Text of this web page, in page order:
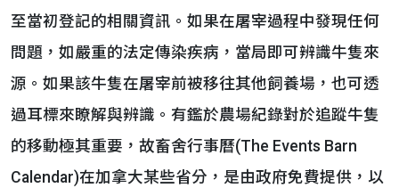
至當初登記的相關資訊。如果在屠宰過程中發現任何
問題，如嚴重的法定傳染疾病，當局即可辨識牛隻來
源。如果該牛隻在屠宰前被移往其他飼養場，也可透
過耳標來瞭解與辨識。有鑑於農場紀錄對於追蹤牛隻
的移動極其重要，故畜舍行事曆(The Events Barn
Calendar)在加拿大某些省分，是由政府免費提供，以